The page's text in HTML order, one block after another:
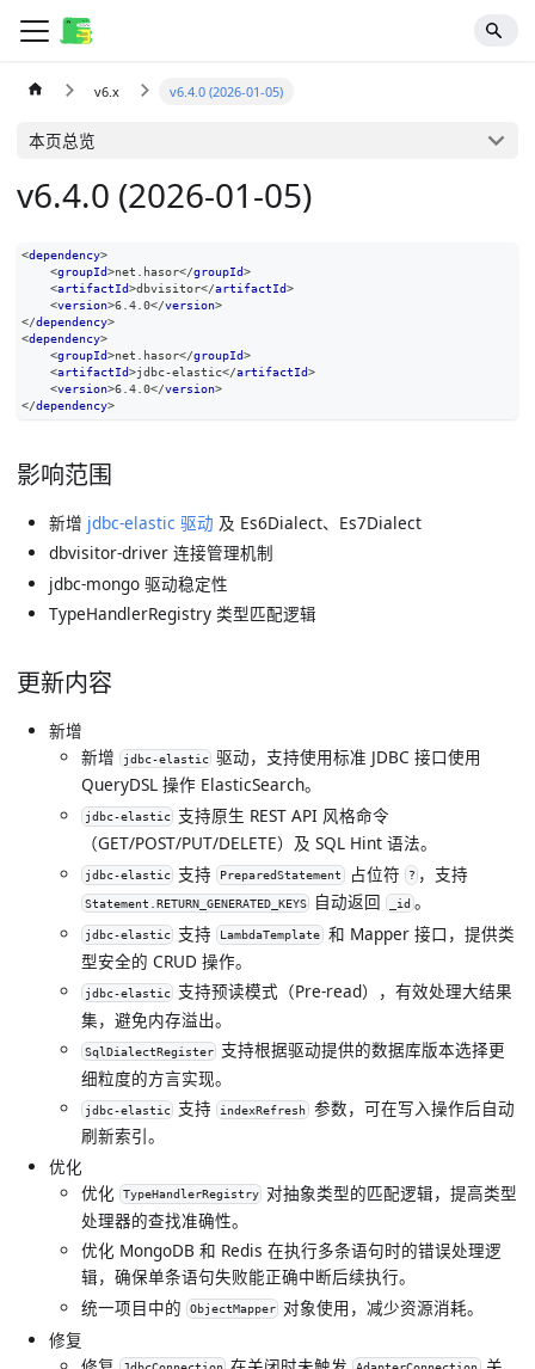
v6.x v6.4.0 (2026-01-05)
本页总览
v6.4.0 (2026-01-05)
<dependency>
<groupId>net.hasor</groupId>
<artifactId>dbvisitor</artifactId>
<version>6.4.0</version>
</dependency>
<dependency>
<groupId>net.hasor</groupId>
<artifactId>jdbc-elastic</artifactId>
<version>6.4.0</version>
</dependency>
影响范围
新增 jdbc-elastic 驱动 及 Es6Dialect、Es7Dialect
dbvisitor-driver 连接管理机制
jdbc-mongo 驱动稳定性
TypeHandlerRegistry 类型匹配逻辑
更新内容
新增
新增
jdbc-elastic 驱动，支持使用标准 JDBC 接口使用
QueryDSL 操作 ElasticSearch。
jdbc-elastic
支持原生 REST API 风格命令
（GET/POST/PUT/DELETE）及 SQL Hint 语法。
jdbc-elastic 支持 PreparedStatement 占位符 ? ，支持
Statement.RETURN_GENERATED_KEYS 自动返回 _id 。
jdbc-elastic 支持 LambdaTemplate 和 Mapper 接口，提供类
型安全的 CRUD 操作。
jdbc-elastic
支持预读模式（Pre-read），有效处理大结果
集，避免内存溢出。
SqlDialectRegister
支持根据驱动提供的数据库版本选择更
细粒度的方言实现。
jdbc-elastic 支持 indexRefresh 参数，可在写入操作后自动
刷新索引。
优化
优化
TypeHandlerRegistry
对抽象类型的匹配逻辑，提高类型
处理器的查找准确性。
优化 MongoDB 和 Redis 在执行多条语句时的错误处理逻
辑，确保单条语句失败能正确中断后续执行。
统一项目中的
ObjectMapper
对象使用，减少资源消耗。
修复